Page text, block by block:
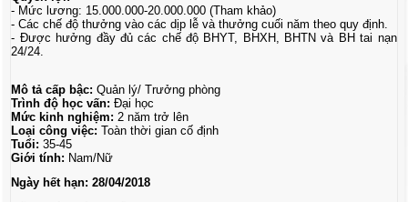
- Mức lương: 15.000.000-20.000.000 (Tham khảo)
- Các chế độ thưởng vào các dịp lễ và thưởng cuối năm theo quy định.
- Được hưởng đầy đủ các chế độ BHYT, BHXH, BHTN và BH tai nạn
24/24.
Mô tả cấp bậc: Quản lý/ Trưởng phòng
Trình độ học vấn: Đại học
Mức kinh nghiệm: 2 năm trở lên
Loại công việc: Toàn thời gian cố định
Tuổi: 35-45
Giới tính: Nam/Nữ
Ngày hết hạn: 28/04/2018